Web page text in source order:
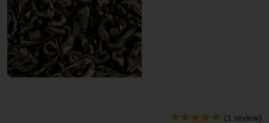
(1 review)